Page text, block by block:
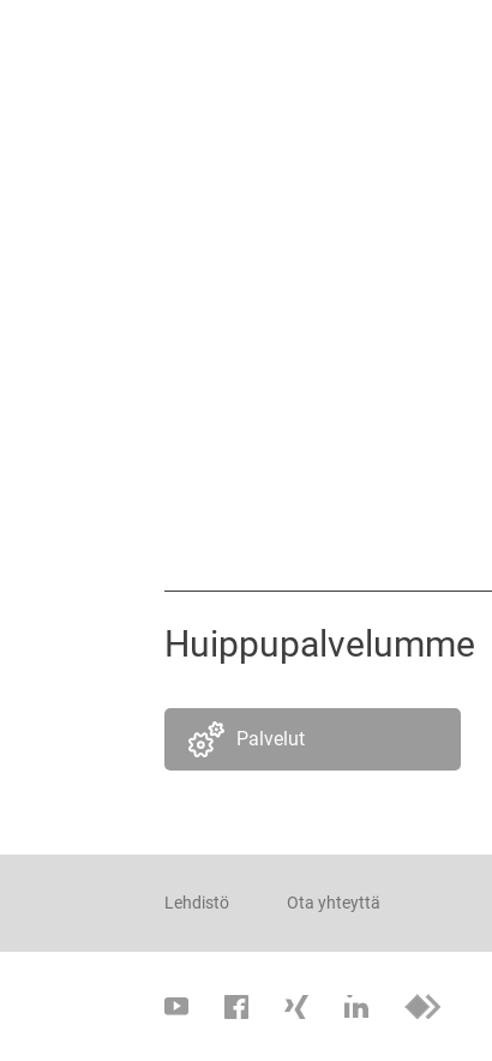
Huippupalvelumme
Palvelut
Lehdistö Ota yhteyttä